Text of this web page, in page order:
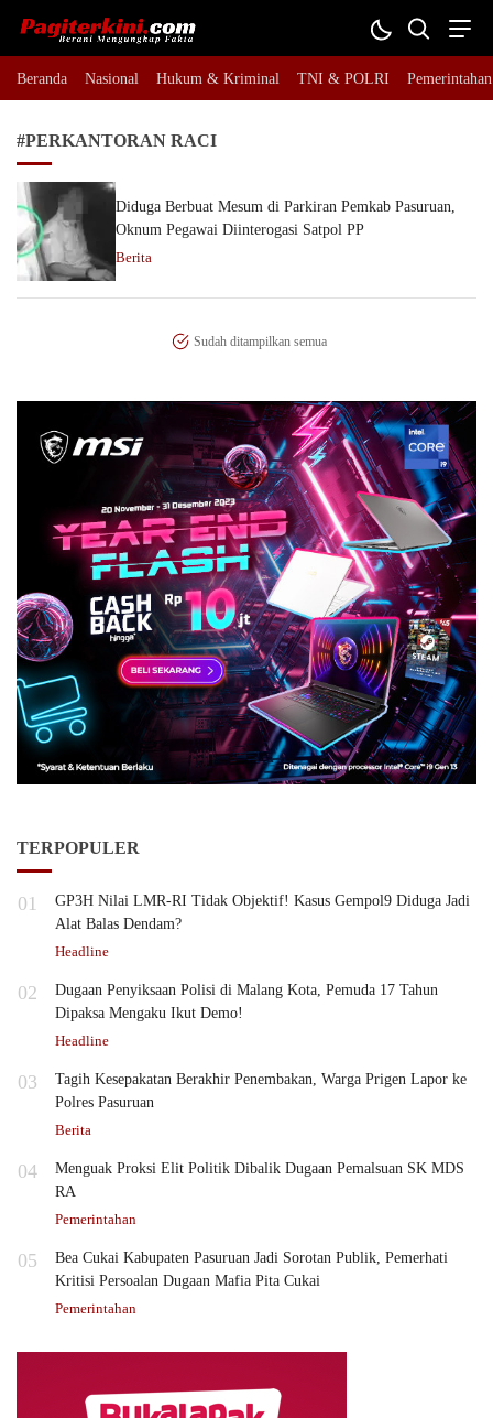
Pagiterkini.com
Berani Mengungkap Fakta
Beranda Nasional Hukum & Kriminal TNI & POLRI Pemerintahan
#PERKANTORAN RACI
Diduga Berbuat Mesum di Parkiran Pemkab Pasuruan,
Oknum Pegawai Diinterogasi Satpol PP
Berita
Sudah ditampilkan semua
TERPOPULER
01
GP3H Nilai LMR-RI Tidak Objektif! Kasus Gempol9 Diduga Jadi
Alat Balas Dendam?
Headline
02
Dugaan Penyiksaan Polisi di Malang Kota, Pemuda 17 Tahun
Dipaksa Mengaku Ikut Demo!
Headline
03
Tagih Kesepakatan Berakhir Penembakan, Warga Prigen Lapor ke
Polres Pasuruan
Berita
04
Menguak Proksi Elit Politik Dibalik Dugaan Pemalsuan SK MDS
RA
Pemerintahan
05
Bea Cukai Kabupaten Pasuruan Jadi Sorotan Publik, Pemerhati
Kritisi Persoalan Dugaan Mafia Pita Cukai
Pemerintahan